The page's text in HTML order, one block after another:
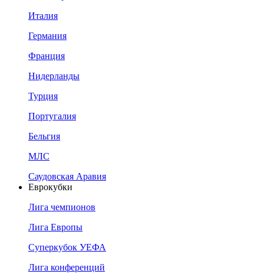
Италия
Германия
Франция
Нидерланды
Турция
Португалия
Бельгия
МЛС
Саудовская Аравия
Еврокубки
Лига чемпионов
Лига Европы
Суперкубок УЕФА
Лига конференций